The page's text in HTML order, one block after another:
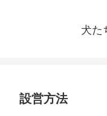
犬た
設営方法